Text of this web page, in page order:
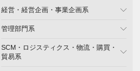
経営・経営企画・事業企画系
管理部門系
SCM・ロジスティクス・物流・購買・
貿易系